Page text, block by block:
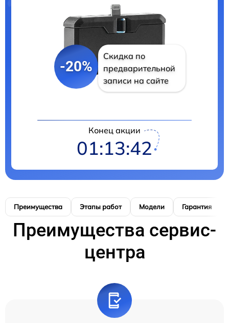
-20%
Скидка по
предварительной
записи на сайте
Конец акции
01:13:41
Преимущества Этапы работ Модели Гарантия
Преимущества сервис-
центра